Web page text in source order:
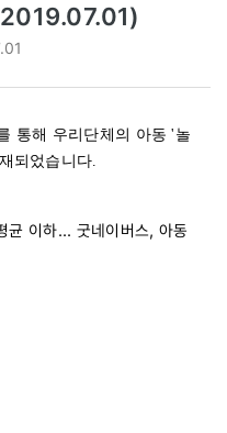
통해 우리단체의 아동 '놀
되었습니다.
이하... 굿네이버스, 아동